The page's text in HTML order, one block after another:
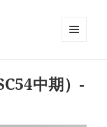
ット
中期）-